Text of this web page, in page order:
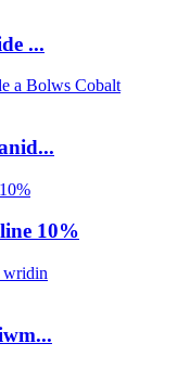
...
10%